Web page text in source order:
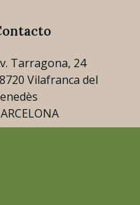
Tarragona, 24
Vilafranca del